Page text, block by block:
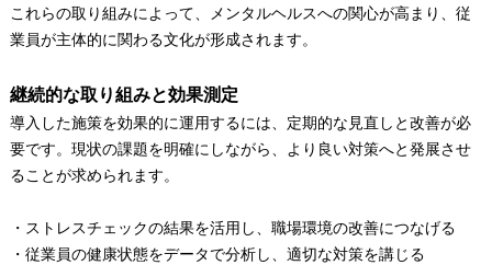
これらの取り組みによって、メンタルヘルスへの関心が高まり、従
業員が主体的に関わる文化が形成されます。
継続的な取り組みと効果測定
導入した施策を効果的に運用するには、定期的な見直しと改善が必
要です。現状の課題を明確にしながら、より良い対策へと発展させ
ることが求められます。
・ストレスチェックの結果を活用し、職場環境の改善につなげる
・従業員の健康状態をデータで分析し、適切な対策を講じる